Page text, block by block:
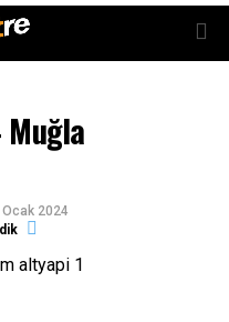
Muğla
2024